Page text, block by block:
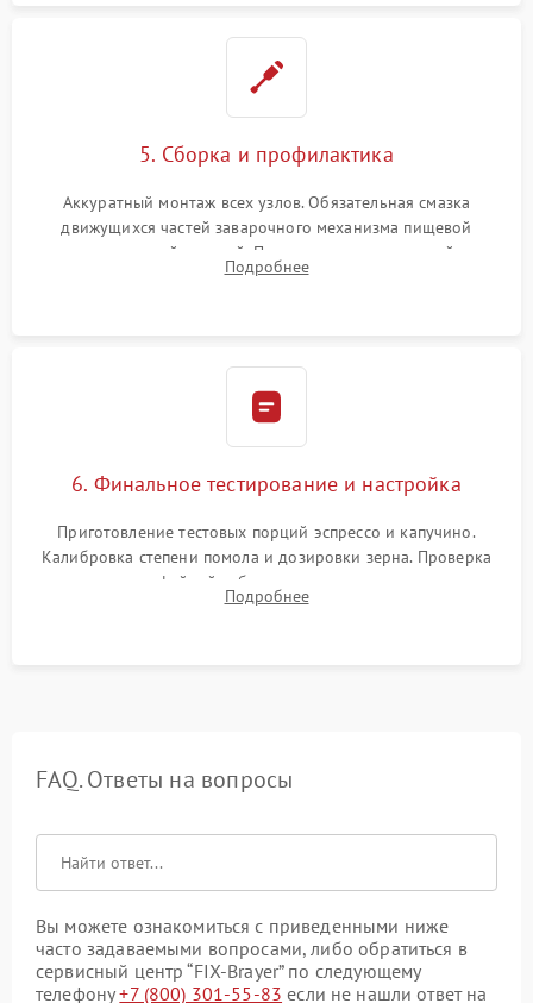
5. Сборка и профилактика
Аккуратный монтаж всех узлов. Обязательная смазка
движущихся частей заварочного механизма пищевой
силиконовой смазкой. Проведение программной
декальцинации и очистки системы от кофейных масел.
Подробнее
6. Финальное тестирование и настройка
Приготовление тестовых порций эспрессо и капучино.
Калибровка степени помола и дозировки зерна. Проверка
плотности кофейной таблетки, температуры напитка и
качества молочной пены. Контроль отсутствия посторонних
Подробнее
FAQ. Ответы на вопросы
Вы можете ознакомиться с приведенными ниже
часто задаваемыми вопросами, либо обратиться в
сервисный центр “FIX-Brayer” по следующему
телефону+7 (800) 301-55-83 если не нашли ответ на